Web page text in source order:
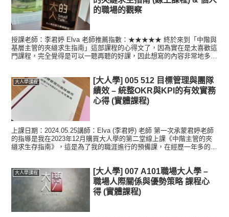
的職場的觀察
授課老師：李君婷 Elva 老師推薦指數：★★★★★ 終於來到「中階與
基層主管的夾縫求生指南」這部課程的心得文了，因為實在是太喜歡這
門課程，完全覺得是可以一聽再聽的好課，因此想寫的內容非常地多，
大人學課程
[大人學] 005 512 目標管理與團隊
績效 – 統整OKR與KPI的有效實務
心得 (實體課程)
上課日期：2024.05.25講師：Elva (李君婷) 老師 第一次承蒙君婷老師
的指導是我在2023年12月購買大人學的第二堂線上課《中階主管的夾
縫求生存指南》，這是為了我的職涯進行的預備課，在經歷一年多的日
大人學課程
[大人學] 007 A101職場大人學 –
職場人際關係與優勢策略 課程心
得 (實體課程)